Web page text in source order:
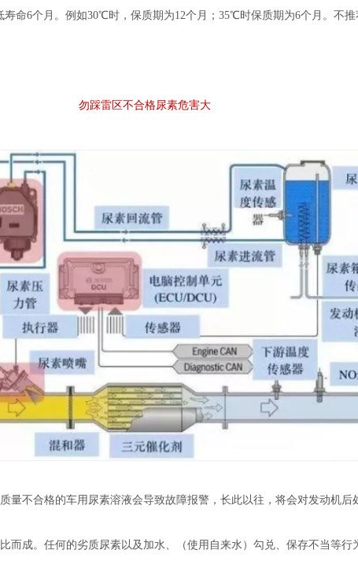
命6个月。例如30℃时，保质期为12个月；35℃时保质期为6个月。不
勿踩雷区不合格尿素危害大
量不合格的车用尿素溶液会导致故障报警，长此以往，将会对发动机后
而成。任何的劣质尿素以及加水、（使用自来水）勾兑、保存不当等行